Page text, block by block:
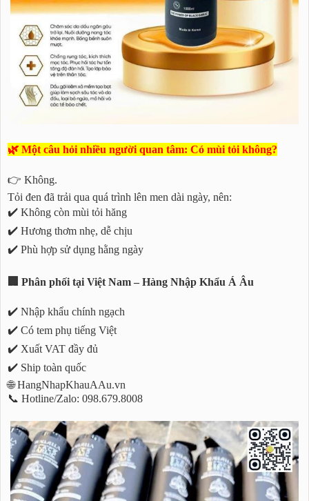
🌿 Một câu hỏi nhiều người quan tâm: Có mùi tỏi không?
👉 Không.
Tỏi đen đã trải qua quá trình lên men dài ngày, nên:
✔️ Không còn mùi tỏi hăng
✔️ Hương thơm nhẹ, dễ chịu
✔️ Phù hợp sử dụng hằng ngày
🏢 Phân phối tại Việt Nam – Hàng Nhập Khẩu Á Âu
✔️ Nhập khẩu chính ngạch
✔️ Có tem phụ tiếng Việt
✔️ Xuất VAT đầy đủ
✔️ Ship toàn quốc
🌐 HangNhapKhauAAu.vn
📞 Hotline/Zalo: 098.679.8008